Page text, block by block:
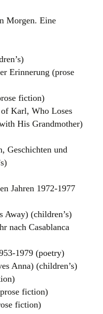
Morgen. Eine
Erinnerung (prose
fiction)
Karl, Who Loses
His Grandmother)
Geschichten und
Jahren 1972-1977
Away) (children’s)
nach Casablanca
1979 (poetry)
Anna) (children’s)
fiction)
fiction)